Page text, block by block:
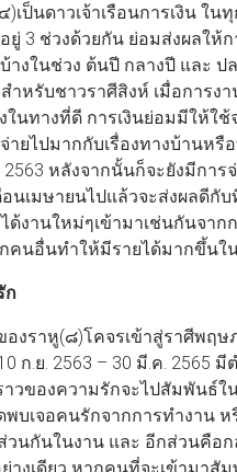
ป็นดาวเจ้าเรือนการเงิน ใน
ยู่ 3 ช่วงด้วยกัน ย่อมส่งผลให้ก
างในช่วง ต้นปี กลางปี และ ป
หรับชาวราศีสิงห์ เมื่อการงา
ในทางที่ดี การเงินย่อมมีให้ใช้
จ่ายไปมากกับเรื่องทางบ้านห
หลังจากนั้นก็จะยังมีการ
อนเมษายนไปแล้วจะส่งผลดีกั
ด้งานใหม่ๆเข้ามาเช่นกันจาก
คนอื่นทำให้มีรายได้มากขึ้นใ
ก
ราหู(๘)โคจรเข้าสู่ราศีพฤษ
ก.ย. 2563 – 30 มี.ค. 2565 มี
าวของความรักจะไปสัมพันธ์ใ
พบเจอคนรักจากการทำงาน ห
วนกันในงาน และ อีกส่วนคือ